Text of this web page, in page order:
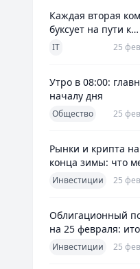
Каждая вторая
буксует на пути к
полноценной ERP
IT 25
Утро в 08:00:
началу дня
Общество 25
Рынки и крипта
конца зимы: что
25 февраля 2026
Инвестиции 25
Облигационный
на 25 февраля:
и планы на март
Инвестиции 25